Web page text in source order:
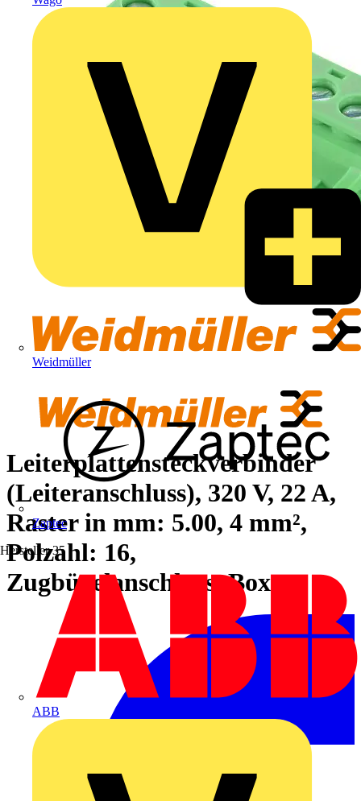
Weidmüller
Zaptec
Hersteller 35
ABB
Leiterplattensteckverbinder
(Leiteranschluss), 320 V, 22 A,
Raster in mm: 5.00, 4 mm²,
Polzahl: 16,
Zugbügelanschluss, Box